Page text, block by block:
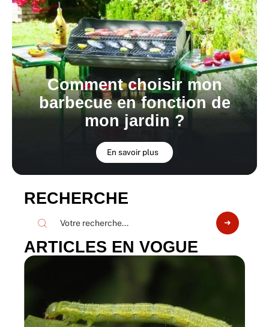
Comment choisir mon
barbecue en fonction de
mon jardin ?
En savoir plus
RECHERCHE
ARTICLES EN VOGUE